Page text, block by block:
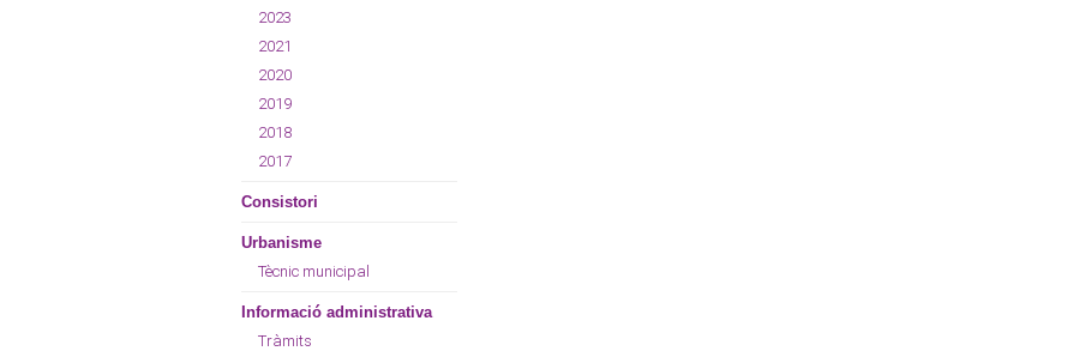
2023
2021
2020
2019
2018
2017
Consistori
Urbanisme
Tècnic municipal
Informació administrativa
Tràmits